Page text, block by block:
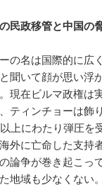
民政移管と中国の
の名は国際的に広
聞いて顔が思い浮
現在ビルマ政権は
ティンチョーは飾
上にわたり弾圧を
外に亡命した支持
論争が巻き起こっ
地域も少なくない